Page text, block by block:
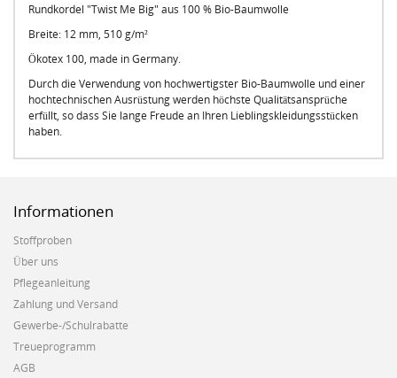
Rundkordel "Twist Me Big" aus 100 % Bio-Baumwolle
Breite: 12 mm, 510 g/m²
Ökotex 100, made in Germany.
Durch die Verwendung von hochwertigster Bio-Baumwolle und einer
hochtechnischen Ausrüstung werden höchste Qualitätsansprüche
erfüllt, so dass Sie lange Freude an Ihren Lieblingskleidungsstücken
haben.
Informationen
Stoffproben
Über uns
Pflegeanleitung
Zahlung und Versand
Gewerbe-/Schulrabatte
Treueprogramm
AGB